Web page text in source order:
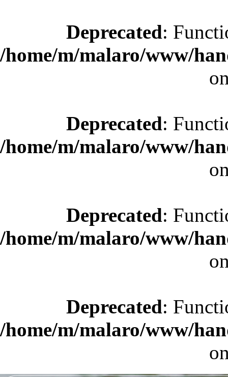
Deprecated:
/home/m/malaro/www/
Deprecated:
/home/m/malaro/www/
Deprecated:
/home/m/malaro/www/
Deprecated:
/home/m/malaro/www/